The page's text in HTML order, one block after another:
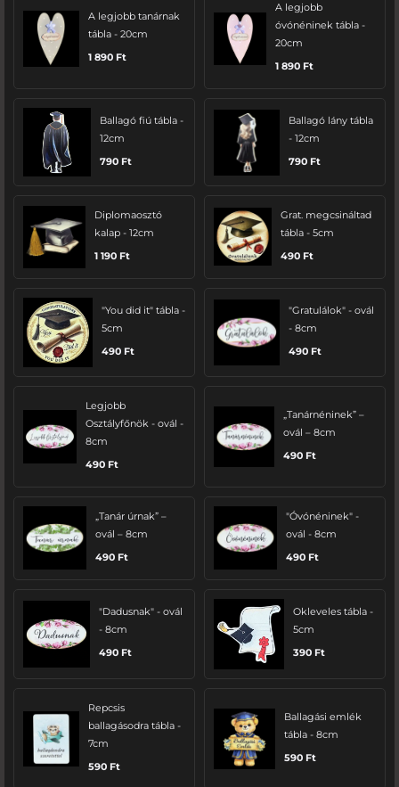
A legjobb tanárnak
tábla - 20cm
1 890 Ft
A legjobb
óvónéninek tábla -
20cm
1 890 Ft
Ballagó fiú tábla -
12cm
790 Ft
Ballagó lány tábla
- 12cm
790 Ft
Diplomaosztó
kalap - 12cm
1 190 Ft
Grat. megcsináltad
tábla - 5cm
490 Ft
"You did it" tábla -
5cm
490 Ft
"Gratulálok" - ovál
- 8cm
490 Ft
Legjobb
Osztályfőnök - ovál -
8cm
490 Ft
„Tanárnéninek” –
ovál – 8cm
490 Ft
„Tanár úrnak” –
ovál – 8cm
490 Ft
"Óvónéninek" -
ovál - 8cm
490 Ft
"Dadusnak" - ovál
- 8cm
490 Ft
Okleveles tábla -
5cm
390 Ft
Repcsis
ballagásodra tábla -
7cm
590 Ft
Ballagási emlék
tábla - 8cm
590 Ft